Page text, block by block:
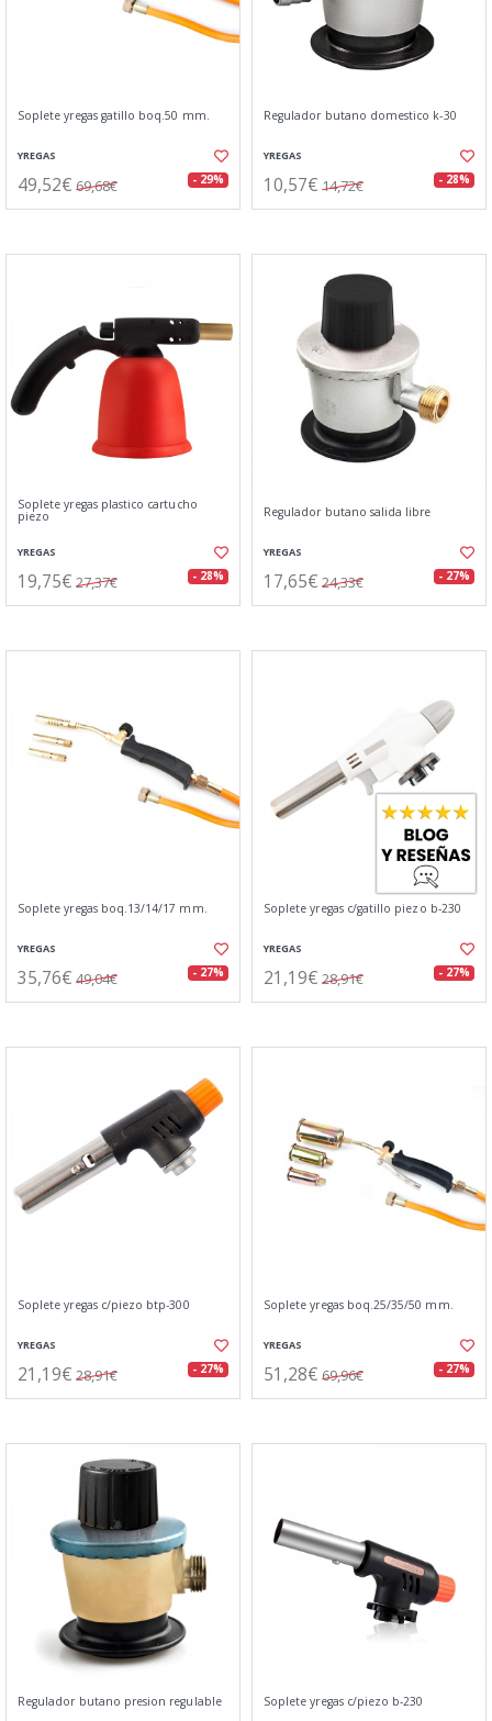
Soplete yregas gatillo boq.50 mm.
YREGAS
49,52€ 69,68€ - 29%
Regulador butano domestico k-30
YREGAS
10,57€ 14,72€ - 28%
Soplete yregas plastico cartucho
piezo
YREGAS
19,75€ 27,37€ - 28%
Regulador butano salida libre
YREGAS
17,65€ 24,33€ - 27%
Soplete yregas boq.13/14/17 mm.
YREGAS
35,76€ 49,04€ - 27%
Soplete yregas c/gatillo piezo b-230
YREGAS
21,19€ 28,91€ - 27%
Soplete yregas c/piezo btp-300
YREGAS
21,19€ 28,91€ - 27%
Soplete yregas boq.25/35/50 mm.
YREGAS
51,28€ 69,96€ - 27%
Regulador butano presion regulable Soplete yregas c/piezo b-230